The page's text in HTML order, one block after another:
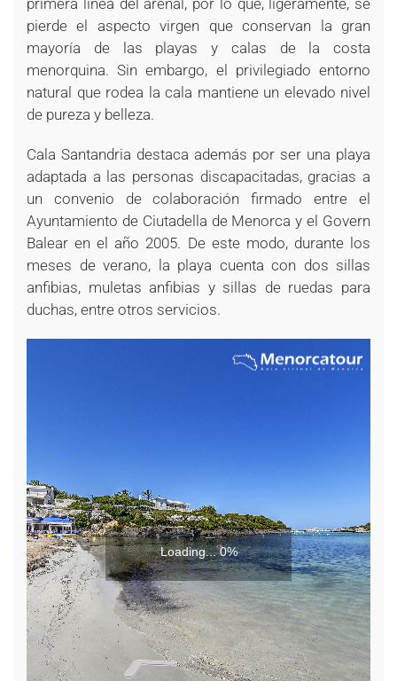
primera línea del arenal, por lo que, ligeramente, se
pierde el aspecto virgen que conservan la gran
mayoría de las playas y calas de la costa
menorquina. Sin embargo, el privilegiado entorno
natural que rodea la cala mantiene un elevado nivel
de pureza y belleza.
Cala Santandria destaca además por ser una playa
adaptada a las personas discapacitadas, gracias a
un convenio de colaboración firmado entre el
Ayuntamiento de Ciutadella de Menorca y el Govern
Balear en el año 2005. De este modo, durante los
meses de verano, la playa cuenta con dos sillas
anfibias, muletas anfibias y sillas de ruedas para
duchas, entre otros servicios.